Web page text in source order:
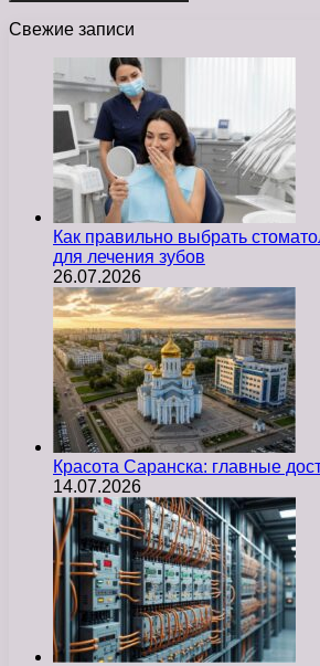
Свежие записи
Как правильно выбрать
для лечения зубов
26.07.2026
Красота Саранска: главные
14.07.2026